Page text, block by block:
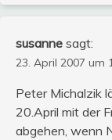
susanne sagt:
23. April 2007 um
Peter Michalzik
20.April mit der
abgehen, wenn